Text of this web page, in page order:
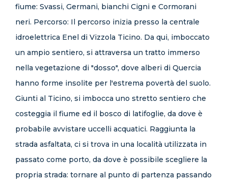
fiume: Svassi, Germani, bianchi Cigni e Cormorani
neri. Percorso: Il percorso inizia presso la centrale
idroelettrica Enel di Vizzola Ticino. Da qui, imboccato
un ampio sentiero, si attraversa un tratto immerso
nella vegetazione di "dosso", dove alberi di Quercia
hanno forme insolite per l'estrema povertà del suolo.
Giunti al Ticino, si imbocca uno stretto sentiero che
costeggia il fiume ed il bosco di latifoglie, da dove è
probabile avvistare uccelli acquatici. Raggiunta la
strada asfaltata, ci si trova in una località utilizzata in
passato come porto, da dove è possibile scegliere la
propria strada: tornare al punto di partenza passando